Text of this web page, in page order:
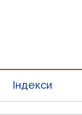
Індекси